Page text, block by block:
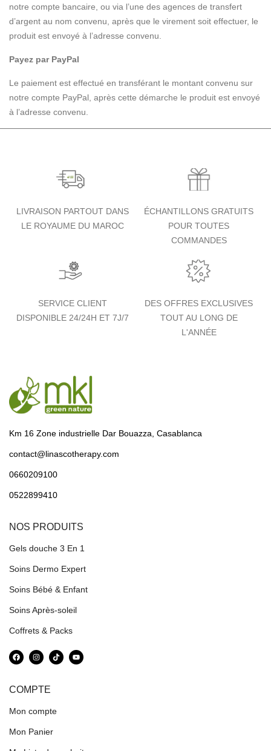
notre compte bancaire, ou via l’une des agences de transfert
d’argent au nom convenu, après que le virement soit effectuer, le
produit est envoyé à l’adresse convenu.
Payez par PayPal
Le paiement est effectué en transférant le montant convenu sur
notre compte PayPal, après cette démarche le produit est envoyé
à l’adresse convenu.
LIVRAISON PARTOUT DANS
LE ROYAUME DU MAROC
ÉCHANTILLONS GRATUITS
POUR TOUTES
COMMANDES
SERVICE CLIENT
DISPONIBLE 24/24H ET 7J/7
DES OFFRES EXCLUSIVES
TOUT AU LONG DE
L'ANNÉE
Km 16 Zone industrielle Dar Bouazza, Casablanca
contact@linascotherapy.com
0660209100
0522899410
NOS PRODUITS
Gels douche 3 En 1
Soins Dermo Expert
Soins Bébé & Enfant
Soins Après-soleil
Coffrets & Packs
COMPTE
Mon compte
Mon Panier